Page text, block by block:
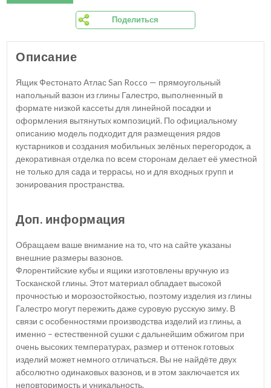
Поделиться
Описание
Ящик Фестонато Атлас San Rocco — прямоугольный
напольный вазон из глины Галестро, выполненный в
формате низкой кассеты для линейной посадки и
оформления вытянутых композиций. По официальному
описанию модель подходит для размещения рядов
кустарников и создания мобильных зелёных перегородок, а
декоративная отделка по всем сторонам делает её уместной
не только для сада и террасы, но и для входных групп и
зонирования пространства.
Доп. информация
Обращаем ваше внимание на то, что на сайте указаны
внешние размеры вазонов.
Флорентийские кубы и ящики изготовлены вручную из
Тосканской глины. Этот материал обладает высокой
прочностью и морозостойкостью, поэтому изделия из глины
Галестро могут пережить даже суровую русскую зиму. В
связи с особенностями производства изделий из глины, а
именно – естественной сушки с дальнейшим обжигом при
очень высоких температурах, размер и оттенок готовых
изделий может немного отличаться. Вы не найдёте двух
абсолютно одинаковых вазонов, и в этом заключается их
неповторимость и уникальность.